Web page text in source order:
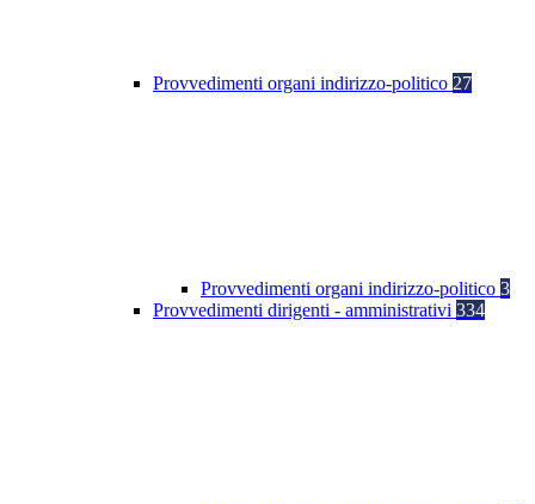
Provvedimenti organi indirizzo-politico 27
Provvedimenti organi indirizzo-politico 3
Provvedimenti dirigenti - amministrativi 334